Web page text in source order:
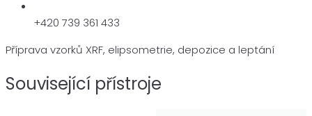
+420 739 361 433
Příprava vzorků XRF, elipsometrie, depozice a leptání
Související přístroje